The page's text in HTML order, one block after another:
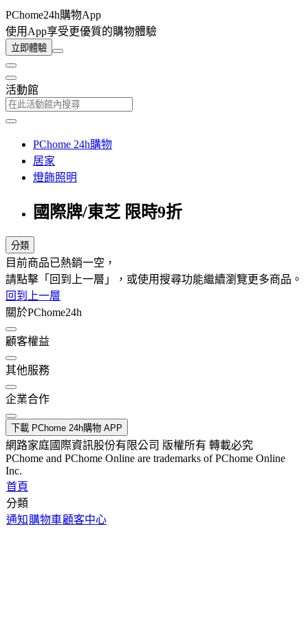
PChome24h購物App
使用App享受更優質的購物體驗
立即體驗
活動館
PChome 24h購物
居家
燈飾照明
國際牌/東芝 限時9折
分類
目前商品已熱銷一空，
請點擊「回到上一層」，或使用搜尋功能繼續瀏覽更多商品。
回到上一層
關於PChome24h
顧客權益
其他服務
企業合作
下載 PChome 24h購物 APP
網路家庭國際資訊股份有限公司 版權所有 轉載必究
PChome and PChome Online are trademarks of PChome Online
Inc.
首頁
分類
通知 購物車顧客中心